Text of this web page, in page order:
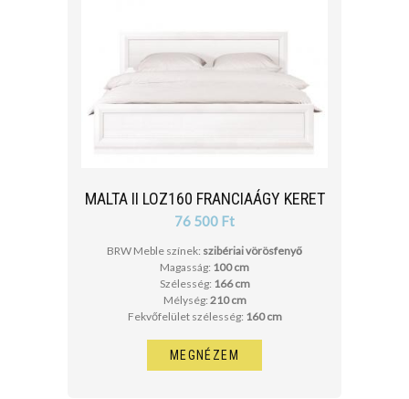
MALTA II LOZ160 FRANCIAÁGY KERET
76 500 Ft
BRW Meble színek: szibériai vörösfenyő
Magasság: 100 cm
Szélesség: 166 cm
Mélység: 210 cm
Fekvőfelület szélesség: 160 cm
MEGNÉZEM